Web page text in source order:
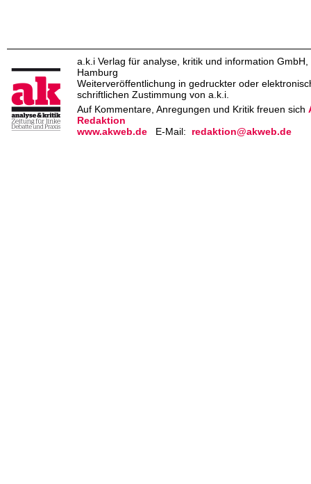
a.k.i Verlag für analyse, kritik und information
Hamburg
Weiterveröffentlichung in gedruckter oder
schriftlichen Zustimmung von a.k.i.
Auf Kommentare, Anregungen und Kritik freuen sich
Redaktion
www.akweb.de E-Mail: redaktion@akweb.de